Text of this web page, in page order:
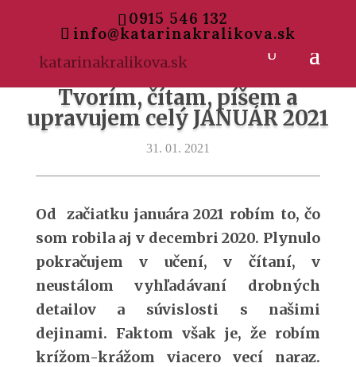
0915 546 132
info@katarinakralikova.sk
Tvorím, čítam, píšem a
upravujem celý JANUÁR 2021
31. 01. 2021
Od začiatku januára 2021 robím to, čo
som robila aj v decembri 2020. Plynulo
pokračujem v učení, v čítaní, v
neustálom vyhľadávaní drobných
detailov a súvislosti s našimi
dejinami. Faktom však je, že robím
krížom-krážom viacero vecí naraz.